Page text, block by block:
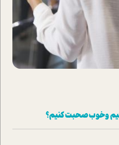
و خوب صحبت کنیم؟